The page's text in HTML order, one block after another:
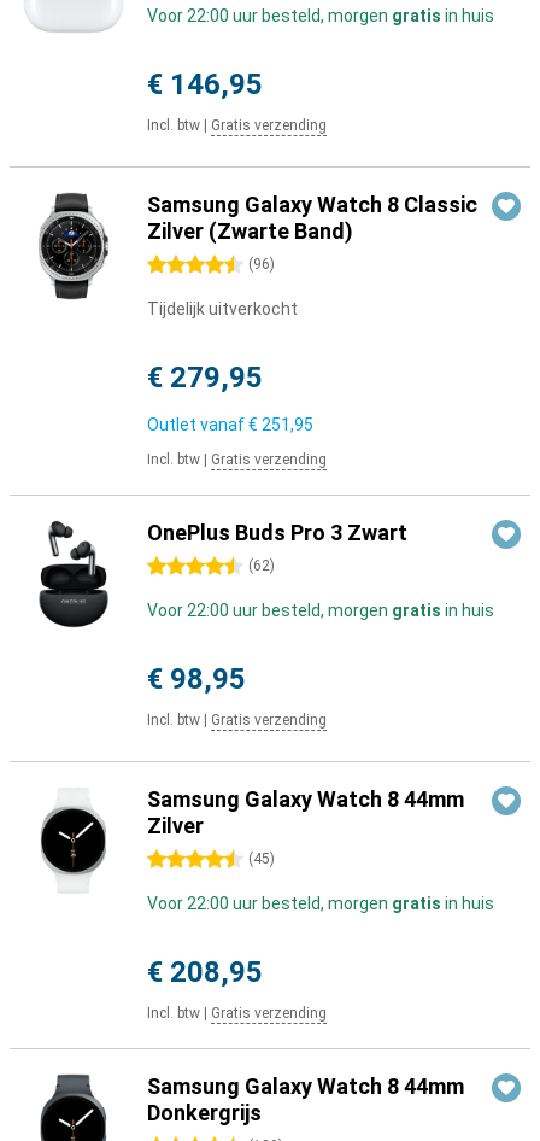
Voor 22:00 uur besteld, morgen gratis in huis
€ 146,95
Incl. btw Gratis verzending
Samsung Galaxy Watch 8 Classic
Zilver (Zwarte Band)
4.5 sterren (96)
Tijdelijk uitverkocht
€ 279,95
Outlet vanaf€ 251,95
Incl. btw Gratis verzending
OnePlus Buds Pro 3 Zwart
4.5 sterren (62)
Voor 22:00 uur besteld, morgen gratis in huis
€ 98,95
Incl. btw Gratis verzending
Samsung Galaxy Watch 8 44mm
Zilver
4.5 sterren (45)
Voor 22:00 uur besteld, morgen gratis in huis
€ 208,95
Incl. btw Gratis verzending
Samsung Galaxy Watch 8 44mm
Donkergrijs